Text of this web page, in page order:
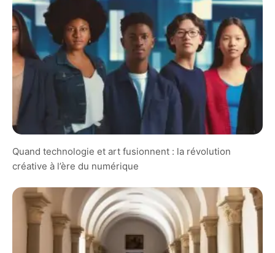
Quand technologie et art fusionnent : la révolution
créative à l’ère du numérique